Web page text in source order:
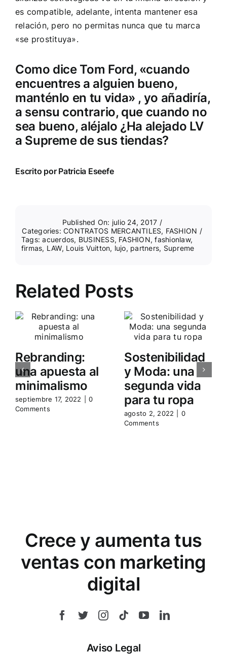
es compatible, adelante, intenta mantener esa
relación, pero no permitas nunca que tu marca
«se prostituya».
Como dice Tom Ford, «cuando
encuentres a alguien bueno,
manténlo en tu vida» , yo añadiría,
a sensu contrario, que cuando no
sea bueno, aléjalo ¿Ha alejado LV
a Supreme de sus tiendas?
Escrito por Patricia Eseefe
Published On: julio 24, 2017 /
Categories:CONTRATOS MERCANTILES, FASHION /
Tags:acuerdos, BUSINESS, FASHION,fashionlaw,
firmas, LAW, Louis Vuitton, lujo, partners, Supreme
Related Posts
Rebranding:
una apuesta al
minimalismo
septiembre 17, 2022
0
Comments
Sostenibilidad
y Moda: una
segunda vida
para tu ropa
agosto 2, 2022
0
Comments
Crece y aumenta tus
ventas con marketing
digital
Aviso Legal